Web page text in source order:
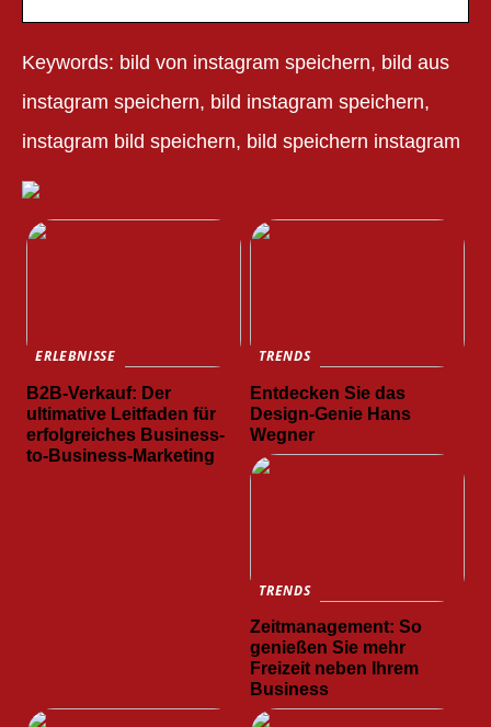
Keywords: bild von instagram speichern, bild aus
instagram speichern, bild instagram speichern,
instagram bild speichern, bild speichern instagram
ERLEBNISSE
B2B-Verkauf: Der
ultimative Leitfaden für
erfolgreiches Business-
to-Business-Marketing
TRENDS
Entdecken Sie das
Design-Genie Hans
Wegner
TRENDS
Zeitmanagement: So
genießen Sie mehr
Freizeit neben Ihrem
Business